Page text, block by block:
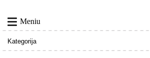
Meniu